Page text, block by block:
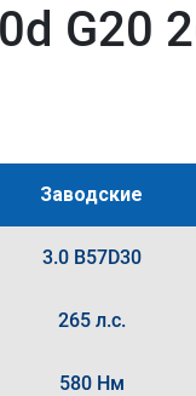
G20
Заводские
3.0 B57D30
265 л.с.
580 Нм